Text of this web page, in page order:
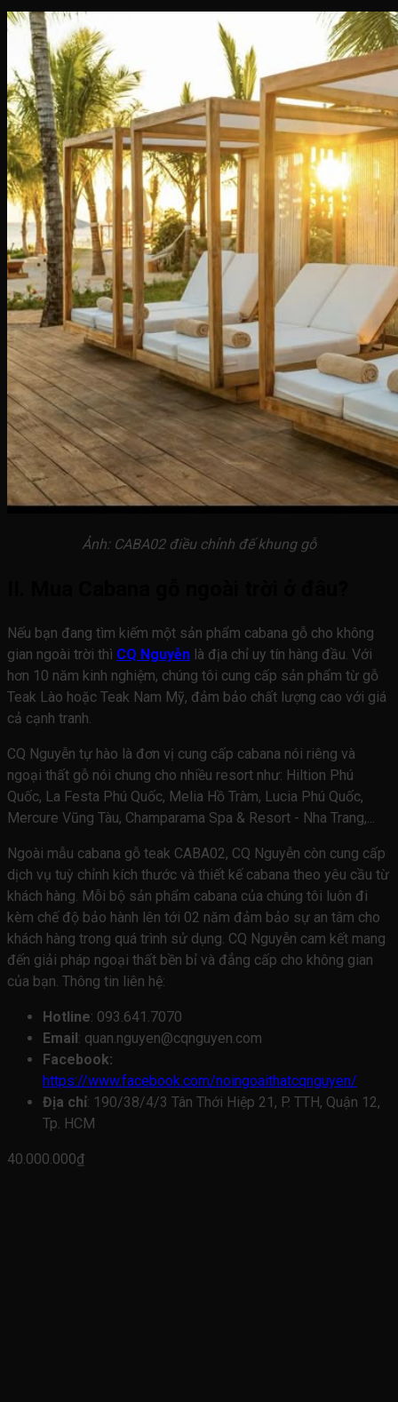
Ảnh: CABA02 điều chỉnh đế khung gỗ
Nếu bạn đang tìm kiếm một sản phẩm cabana gỗ cho không
gian ngoài trời thì CQ Nguyễn là địa chỉ uy tín hàng đầu. Với
hơn 10 năm kinh nghiệm, chúng tôi cung cấp sản phẩm từ gỗ
Teak Lào hoặc Teak Nam Mỹ, đảm bảo chất lượng cao với giá
cả cạnh tranh.
CQ Nguyễn tự hào là đơn vị cung cấp cabana nói riêng và
ngoại thất gỗ nói chung cho nhiều resort như: Hiltion Phú
Quốc, La Festa Phú Quốc, Melia Hồ Tràm, Lucia Phú Quốc,
Mercure Vũng Tàu, Champarama Spa & Resort - Nha Trang,...
Ngoài mẫu cabana gỗ teak CABA02, CQ Nguyễn còn cung cấp
dịch vụ tuỳ chỉnh kích thước và thiết kế cabana theo yêu cầu từ
khách hàng. Mỗi bộ sản phẩm cabana của chúng tôi luôn đi
kèm chế độ bảo hành lên tới 02 năm đảm bảo sự an tâm cho
khách hàng trong quá trình sử dụng. CQ Nguyễn cam kết mang
đến giải pháp ngoại thất bền bỉ và đẳng cấp cho không gian
của bạn. Thông tin liên hệ:
Hotline: 093.641.7070
Email: quan.nguyen@cqnguyen.com
Facebook:
https://www.facebook.com/noingoaithatcqnguyen/
Địa chỉ: 190/38/4/3 Tân Thới Hiệp 21, P. TTH, Quận 12,
Tp. HCM
40.000.000₫